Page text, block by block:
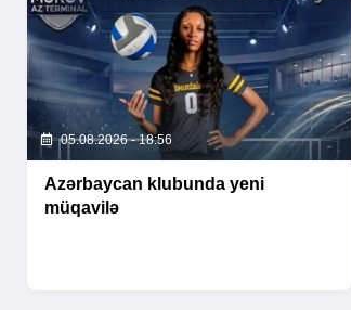
05.08.2026 - 18:56
Azərbaycan klubunda yeni
müqavilə